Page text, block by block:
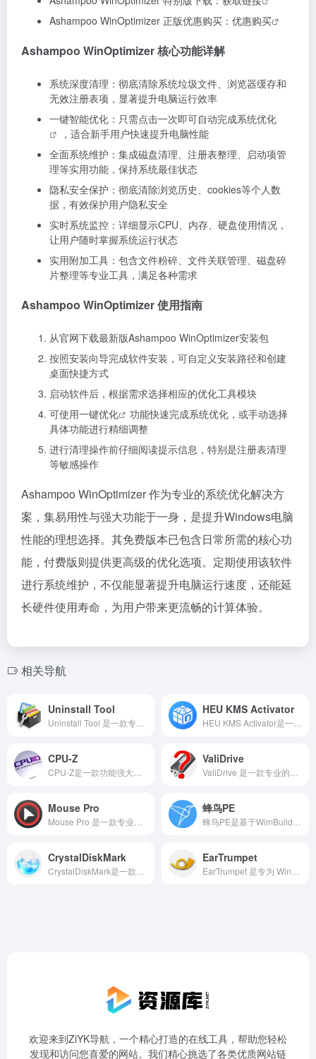
Ashampoo WinOptimizer 正版优惠购买： 优惠购买
Ashampoo WinOptimizer 核心功能详解
系统深度清理：彻底清除系统垃圾文件、浏览器缓存和
无效注册表项，显著提升电脑运行效率
一键智能优化：只需点击一次即可自动完成系统优化
，适合新手用户快速提升电脑性能
全面系统维护：集成磁盘清理、注册表整理、启动项管
理等实用功能，保持系统最佳状态
隐私安全保护：彻底清除浏览历史、cookies等个人数
据，有效保护用户隐私安全
实时系统监控：详细显示CPU、内存、硬盘使用情况，
让用户随时掌握系统运行状态
实用附加工具：包含文件粉碎、文件关联管理、磁盘碎
片整理等专业工具，满足各种需求
Ashampoo WinOptimizer 使用指南
从官网下载最新版Ashampoo WinOptimizer安装包
按照安装向导完成软件安装，可自定义安装路径和创建
桌面快捷方式
启动软件后，根据需求选择相应的优化工具模块
可使用一键优化
功能快速完成系统优化，或手动选择
具体功能进行精细调整
进行清理操作前仔细阅读提示信息，特别是注册表清理
等敏感操作
Ashampoo WinOptimizer 作为专业的系统优化解决方
案，集易用性与强大功能于一身，是提升Windows电脑
性能的理想选择。其免费版本已包含日常所需的核心功
能，付费版则提供更高级的优化选项。定期使用该软件
进行系统维护，不仅能显著提升电脑运行速度，还能延
长硬件使用寿命，为用户带来更流畅的计算体验。
相关导航
Uninstall Tool HEU KMS Activator
CPU-Z ValiDrive
Mouse Pro 蜂鸟PE
CrystalDiskMark EarTrumpet
欢迎来到ZiYK导航，一个精心打造的在线工具，帮助您轻松
发现和访问您喜爱的网站。我们精心挑选了各类优质网站链